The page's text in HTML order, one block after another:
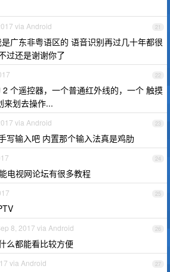
21
via Android
广东非粤语区的 语音识别再过几十年都很
过还是谢谢你了
22
2 个遥控器，一个普通红外线的，一个 触摸
来划去操作...
23
via Android
写输入吧 内置那个输入法真是鸡肋
24
电视网论坛有很多教程
25
26
8, 2017 via Android
么都能看比较方便
27
via Android